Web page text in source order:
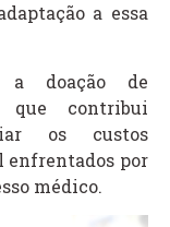
a essa
a doação de
que contribui
os custos
enfrentados por
médico.